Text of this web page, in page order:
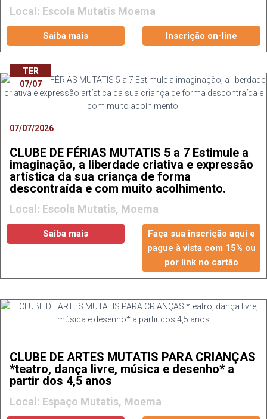
Local: Escola Mutatis Moema
Saiba mais Inscrição on-line
TER
07/07
07/07/2026
CLUBE DE FÉRIAS MUTATIS 5 a 7 Estimule a
imaginação, a liberdade criativa e expressão
artística da sua criança de forma
descontraída e com muito acolhimento.
Local: Escola Mutatis, Moema
Saiba mais
Faça sua inscrição aqui e
pague à vista com 15% ou
por link no cartão
CLUBE DE ARTES MUTATIS PARA CRIANÇAS
*teatro, dança livre, música e desenho* a
partir dos 4,5 anos
Local: Espaço Mutatis, Moema